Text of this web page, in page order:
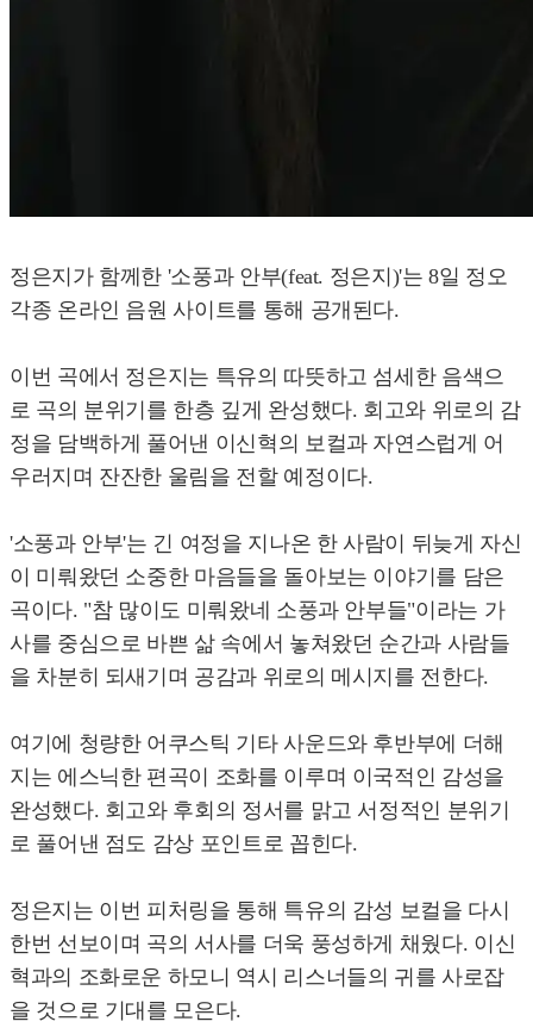
정은지가 함께한 '소풍과 안부(feat. 정은지)'는 8일 정오
각종 온라인 음원 사이트를 통해 공개된다.
이번 곡에서 정은지는 특유의 따뜻하고 섬세한 음색으
로 곡의 분위기를 한층 깊게 완성했다. 회고와 위로의 감
정을 담백하게 풀어낸 이신혁의 보컬과 자연스럽게 어
우러지며 잔잔한 울림을 전할 예정이다.
'소풍과 안부'는 긴 여정을 지나온 한 사람이 뒤늦게 자신
이 미뤄왔던 소중한 마음들을 돌아보는 이야기를 담은
곡이다. "참 많이도 미뤄왔네 소풍과 안부들"이라는 가
사를 중심으로 바쁜 삶 속에서 놓쳐왔던 순간과 사람들
을 차분히 되새기며 공감과 위로의 메시지를 전한다.
여기에 청량한 어쿠스틱 기타 사운드와 후반부에 더해
지는 에스닉한 편곡이 조화를 이루며 이국적인 감성을
완성했다. 회고와 후회의 정서를 맑고 서정적인 분위기
로 풀어낸 점도 감상 포인트로 꼽힌다.
정은지는 이번 피처링을 통해 특유의 감성 보컬을 다시
한번 선보이며 곡의 서사를 더욱 풍성하게 채웠다. 이신
혁과의 조화로운 하모니 역시 리스너들의 귀를 사로잡
을 것으로 기대를 모은다.